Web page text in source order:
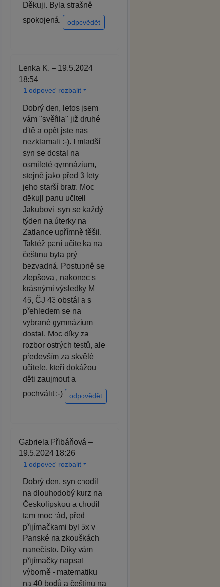
Děkuji. Byla strašně
spokojená.
odpovědět
Lenka K. – 19.5.2024
18:54
1 odpoveď rozbalit
Dobrý den, letos jsem
vám "svěřila" již druhé
dítě a opět jste nás
nezklamali :-). I mladší
syn se dostal na
osmileté gymnázium,
stejně jako před 3 lety
jeho starší bratr. Moc
děkuji panu učiteli
Jakubovi, syn se každý
týden na úterky na
Zatlance upřímně těšil.
Taktéž paní učitelka na
češtinu byla prý
bezvadná. Postupně se
zlepšoval, nakonec s
krásnými výsledky M
46, ČJ 43 obstál a s
přehledem se na
vybrané gymnázium
dostal. Moc díky za
rozbor ostrých testů, ale
především za skvělé
učitele, kteří dokážou
děti zaujmout a
pochválit :-)
odpovědět
Gabriela Přibáňová –
19.5.2024 18:26
1 odpoveď rozbalit
Dobrý den, syn chodil
na dlouhodobý kurz na
Českolipskou a chodil
tam moc rád, před
přijímačkami byl 5x v
Panské na zkouškách
nanečisto. Díky vám
přijímačky napsal
výborně - matematiku
na 40 bodů a češtinu na